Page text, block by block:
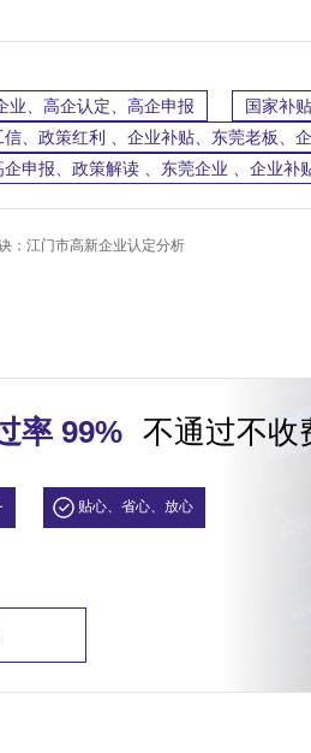
业、高企认定、高企申报
国家补
、政策红利 、企业补贴、东莞老板、
申报、政策解读 、东莞企业 、企业
：江门市高新企业认定分析
率 99% 不通过不收
贴心、省心、放心